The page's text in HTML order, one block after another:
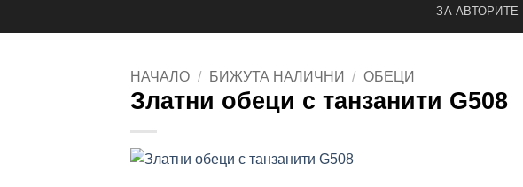
ЗА
НАЧАЛО / БИЖУТА НАЛИЧНИ / ОБЕЦИ
Златни обеци с танзанити G508